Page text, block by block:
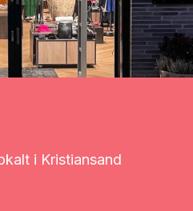
i Kristiansand